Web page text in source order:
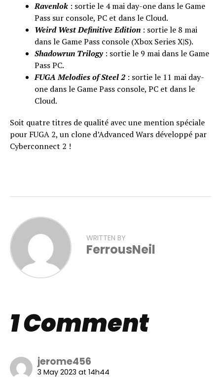
Ravenlok : sortie le 4 mai day-one dans le Game
Pass sur console, PC et dans le Cloud.
Weird West Definitive Edition : sortie le 8 mai
dans le Game Pass console (Xbox Series X|S).
Shadowrun Trilogy : sortie le 9 mai dans le Game
Pass PC.
FUGA Melodies of Steel 2 : sortie le 11 mai day-
one dans le Game Pass console, PC et dans le
Cloud.
Soit quatre titres de qualité avec une mention spéciale
pour FUGA 2, un clone d’Advanced Wars développé par
Cyberconnect 2 !
WRITTEN BY
FerrousNeil
1 Comment
jerome456
3 May 2023 at 14h44